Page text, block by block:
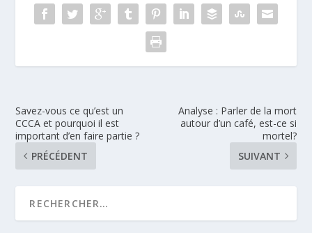
Savez-vous ce qu’est un
CCCA et pourquoi il est
important d’en faire partie ?
PRÉCÉDENT
Analyse : Parler de la mort
autour d’un café, est-ce si
mortel?
SUIVANT